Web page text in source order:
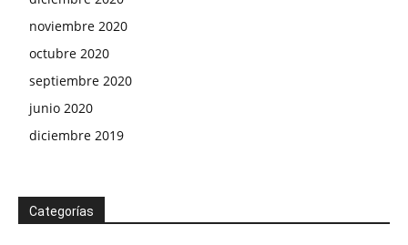
noviembre 2020
octubre 2020
septiembre 2020
junio 2020
diciembre 2019
Categorías